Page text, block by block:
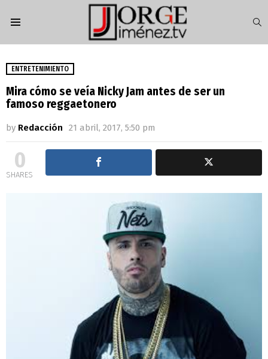
ENTRETENIMIENTO
Mira cómo se veía Nicky Jam antes de ser un
famoso reggaetonero
by Redacción 21 abril, 2017, 5:50 pm
0
SHARES